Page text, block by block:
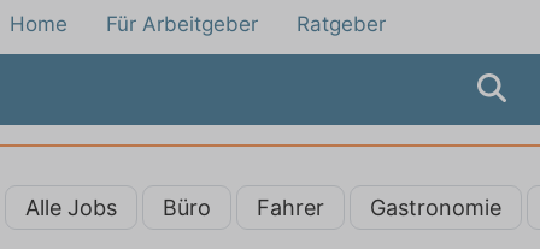
Home Für Arbeitgeber Ratgeber
Alle Jobs Büro Fahrer Gastronomie